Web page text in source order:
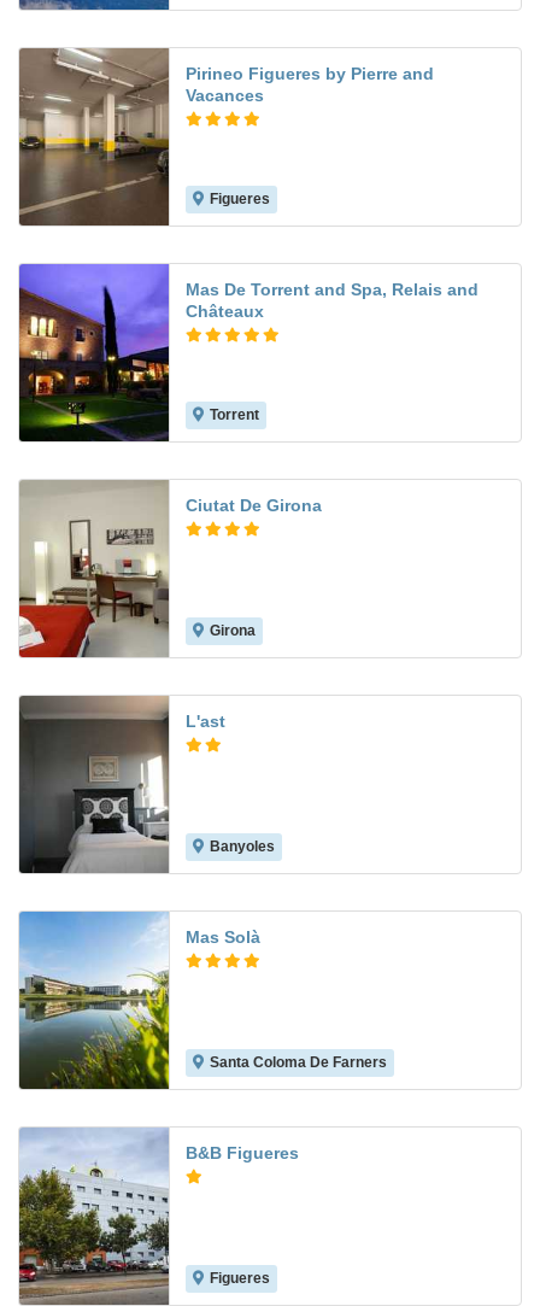
Pirineo Figueres by Pierre and
Vacances
Figueres
Mas De Torrent and Spa, Relais and
Châteaux
Torrent
Ciutat De Girona
Girona
L'ast
Banyoles
Mas Solà
Santa Coloma De Farners
B&B Figueres
Figueres